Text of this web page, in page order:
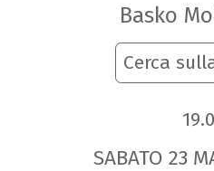
Basko
Cerca
SABATO 23